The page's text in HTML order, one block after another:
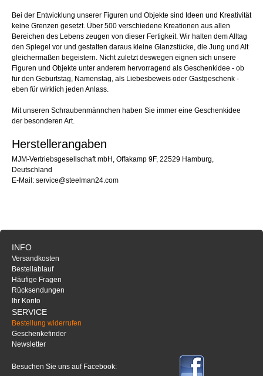
Bei der Entwicklung unserer Figuren und Objekte sind Ideen und Kreativität
keine Grenzen gesetzt. Über 500 verschiedene Kreationen aus allen
Bereichen des Lebens zeugen von dieser Fertigkeit. Wir halten dem Alltag
den Spiegel vor und gestalten daraus kleine Glanzstücke, die Jung und Alt
gleichermaßen begeistern. Nicht zuletzt deswegen eignen sich unsere
Figuren und Objekte unter anderem hervorragend als Geschenkidee - ob
für den Geburtstag, Namenstag, als Liebesbeweis oder Gastgeschenk -
eben für wirklich jeden Anlass.
Mit unseren Schraubenmännchen haben Sie immer eine Geschenkidee
der besonderen Art.
Herstellerangaben
MJM-Vertriebsgesellschaft mbH, Offakamp 9F, 22529 Hamburg,
Deutschland
E-Mail: service@steelman24.com
INFO
Versandkosten
Bestellablauf
Häufige Fragen
Rücksendungen
Ihr Konto
SERVICE
Bestellung widerrufen
Geschenkefinder
Newsletter
Besuchen Sie uns auf Facebook: